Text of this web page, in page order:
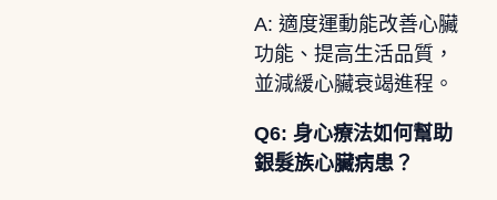
A: 適度運動能改善心臟
功能、提高生活品質，
並減緩心臟衰竭進程。
Q6: 身心療法如何幫助
銀髮族心臟病患？